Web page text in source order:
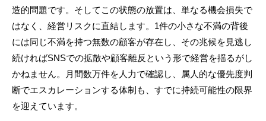
造的問題です。そしてこの状態の放置は、単なる機会損失で
はなく、経営リスクに直結します。1件の小さな不満の背後
には同じ不満を持つ無数の顧客が存在し、その兆候を見逃し
続ければSNSでの拡散や顧客離反という形で経営を揺るがし
かねません。月間数万件を人力で確認し、属人的な優先度判
断でエスカレーションする体制も、すでに持続可能性の限界
を迎えています。